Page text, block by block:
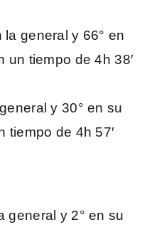
general y 66° en
un tiempo de 4h 38′
y 30° en su
tiempo de 4h 57′
general y 2° en su